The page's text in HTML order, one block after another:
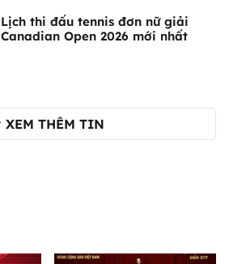
Lịch thi đấu tennis đơn nữ giải
Canadian Open 2026 mới nhất
XEM THÊM TIN